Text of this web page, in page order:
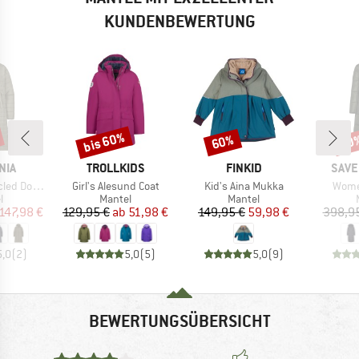
KUNDENBEWERTUNG
Parka
Preis
€
(2)
MARKE
TROLLKIDS
Artikel
Girl's Alesund Coat
Produktgruppe
Mantel
Preis
129,95 € reduzierter Preis
ab 51,98 €
5,0(5)
Rabatt
bis 60%
MARKE
FINKID
Artikel
Kid's Aina Mukka
Produktgruppe
Mantel
Preis
149,95 €reduzierter Preis
59,98 €
5,0(9)
Rabatt
60%
BEWERTUNGSÜBERSICHT